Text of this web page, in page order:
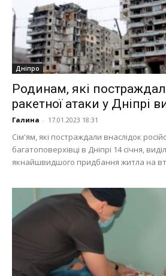
Дніпро
Родинам, які
ракетної атаки у Дніпрі
Галина - 17.01.2023 18:31
Сім'ям, які постраждали внаслідок
багатоповерхівці в Дніпрі 14 січня,
якнайшвидшого придбання житла на